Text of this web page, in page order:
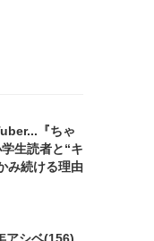
『ちゃ
生読者と“キ
み続ける理由
アシベ(156)